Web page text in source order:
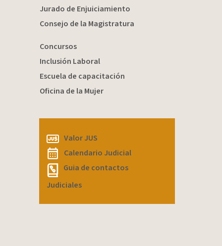
Jurado de Enjuiciamiento
Consejo de la Magistratura
Concursos
Inclusión Laboral
Escuela de capacitación
Oficina de la Mujer
Valor JUS
Calendario Judicial
Guia de contactos
Judiciales